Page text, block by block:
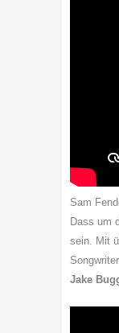
Sam
Dass um
sein. Mit
Jake